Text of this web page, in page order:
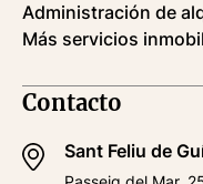
Contacto
Sant Feliu de
Administración de
Más servicios